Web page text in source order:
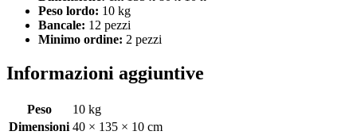
Peso lordo: 10 kg
Bancale: 12 pezzi
Minimo ordine: 2 pezzi
Informazioni aggiuntive
Peso
10 kg
Dimensioni 40 × 135 × 10 cm